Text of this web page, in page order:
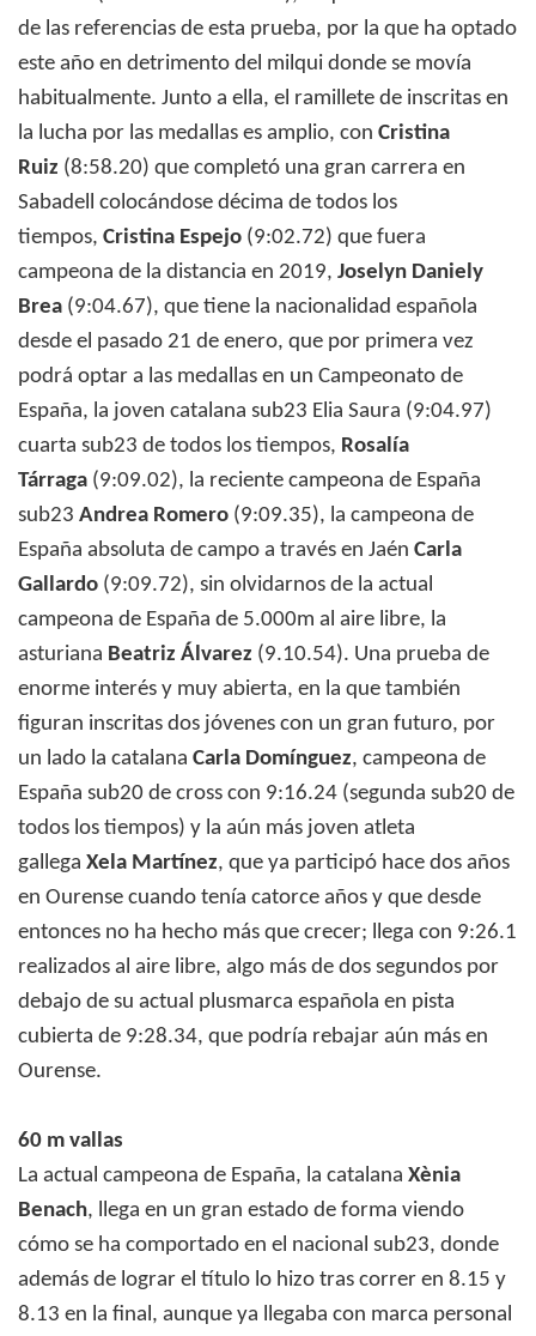
de las referencias de esta prueba, por la que ha optado
este año en detrimento del milqui donde se movía
habitualmente. Junto a ella, el ramillete de inscritas en
la lucha por las medallas es amplio, con Cristina
Ruiz (8:58.20) que completó una gran carrera en
Sabadell colocándose décima de todos los
tiempos, Cristina Espejo (9:02.72) que fuera
campeona de la distancia en 2019, Joselyn Daniely
Brea (9:04.67), que tiene la nacionalidad española
desde el pasado 21 de enero, que por primera vez
podrá optar a las medallas en un Campeonato de
España, la joven catalana sub23 Elia Saura (9:04.97)
cuarta sub23 de todos los tiempos, Rosalía
Tárraga (9:09.02), la reciente campeona de España
sub23 Andrea Romero (9:09.35), la campeona de
España absoluta de campo a través en Jaén Carla
Gallardo (9:09.72), sin olvidarnos de la actual
campeona de España de 5.000m al aire libre, la
asturiana Beatriz Álvarez (9.10.54). Una prueba de
enorme interés y muy abierta, en la que también
figuran inscritas dos jóvenes con un gran futuro, por
un lado la catalana Carla Domínguez, campeona de
España sub20 de cross con 9:16.24 (segunda sub20 de
todos los tiempos) y la aún más joven atleta
gallega Xela Martínez, que ya participó hace dos años
en Ourense cuando tenía catorce años y que desde
entonces no ha hecho más que crecer; llega con 9:26.1
realizados al aire libre, algo más de dos segundos por
debajo de su actual plusmarca española en pista
cubierta de 9:28.34, que podría rebajar aún más en
Ourense.
60 m vallas
La actual campeona de España, la catalana Xènia
Benach, llega en un gran estado de forma viendo
cómo se ha comportado en el nacional sub23, donde
además de lograr el título lo hizo tras correr en 8.15 y
8.13 en la final, aunque ya llegaba con marca personal